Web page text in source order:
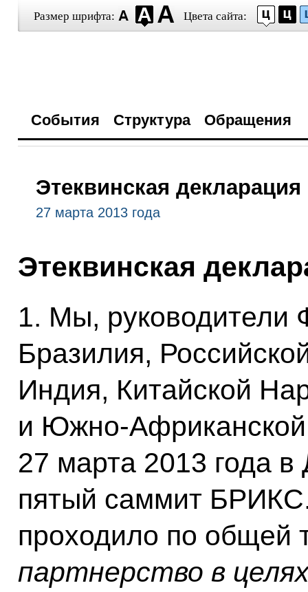
Размер шрифта: Цвета сайта:
События Структура Обращения
Этеквинская
27 марта 2013 года
Этеквинская
1. Мы, руководители
Бразилия,
Индия, Китайской
и Южно-Африканской
27 марта 2013 года
пятый саммит
проходило по общей
партнерство в